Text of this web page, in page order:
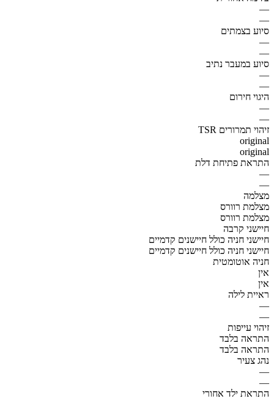
—
—
סיוע בצמתים
—
—
סיוע במעבר נתיב
—
—
היגוי חירום
—
—
זיהוי תמרורים TSR
original
original
התראת פתיחת דלת
—
—
מצלמה
מצלמת רוורס
מצלמת רוורס
חיישני קרבה
חיישני חניה כולל חיישנים קדמיים
חיישני חניה כולל חיישנים קדמיים
חניה אוטומטית
אין
אין
ראיית לילה
—
—
זיהוי עייפות
התראה בלבד
התראה בלבד
נהג צעיר
—
—
התראת ילד אחורי